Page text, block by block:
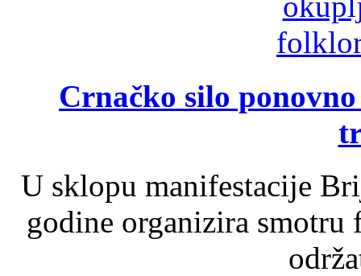
Crnačko silo
U sklopu manifestacije
godine organizira